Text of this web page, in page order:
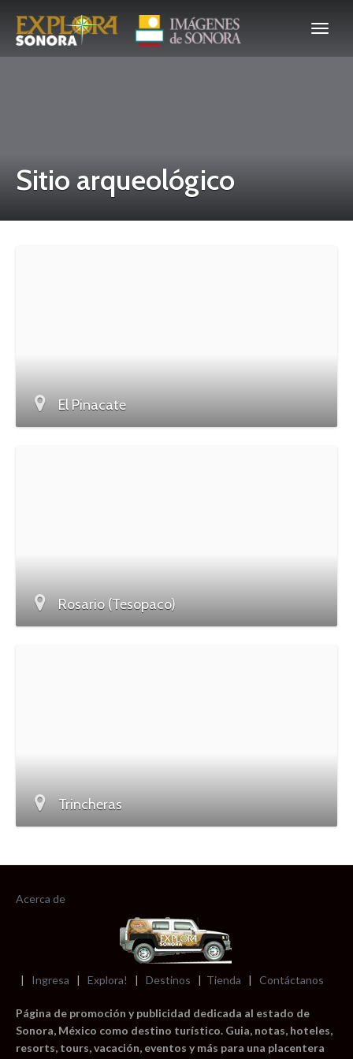
Sitio arqueológico
El Pinacate
Rosario (Tesopaco)
Trincheras
Acerca de
| Ingresa | Explora! | Destinos | Tienda | Contáctanos
Página de promoción y publicidad dedicada al estado de
Sonora, México como destino turístico. Guia, notas, hoteles,
resorts, tours, vacación, eventos y más para una placentera